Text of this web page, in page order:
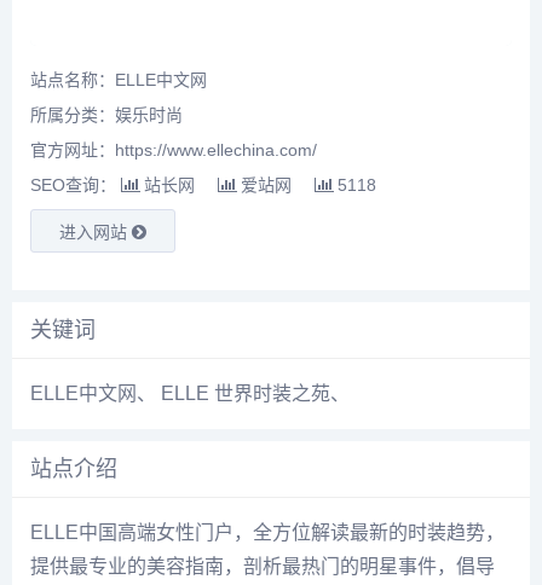
站点名称：ELLE中文网
所属分类： 娱乐时尚
官方网址：https://www.ellechina.com/
SEO查询：
站长网 爱站网 5118
进入网站
关键词
ELLE中文网 、 ELLE 世界时装之苑、
站点介绍
ELLE中国高端女性门户，全方位解读最新的时装趋势，
提供最专业的美容指南，剖析最热门的明星事件，倡导